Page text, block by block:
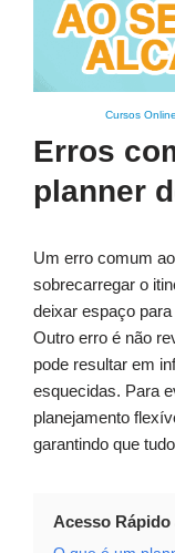
Cursos
Erros
planner
Um erro comum
sobrecarregar o
deixar espaço
Outro erro é não
pode resultar em
esquecidas. Para
planejamento
garantindo que
Acesso